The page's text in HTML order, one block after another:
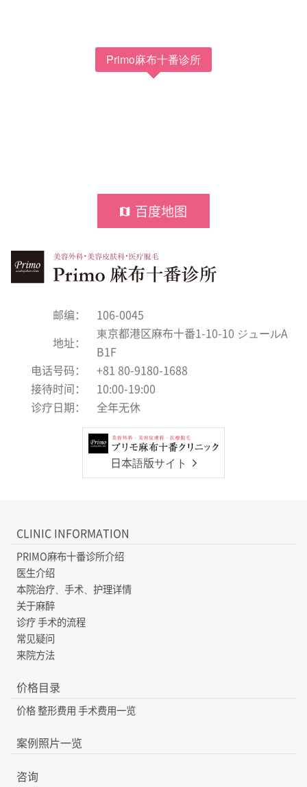
Primo麻布十番诊所
百度地图
邮编：
106-0045
地址：
東京都港区麻布十番1-10-10 ジュールA
B1F
电话号码：
+81 80-9180-1688
接待时间：
10:00-19:00
诊疗日期：
全年无休
日本語版サイト
CLINIC INFORMATION
PRIMO麻布十番诊所介绍
医生介绍
本院治疗、手术、护理详情
关于麻醉
诊疗 手术的流程
常见疑问
来院方法
价格目录
价格 整形费用 手术费用一览
案例照片一览
咨询